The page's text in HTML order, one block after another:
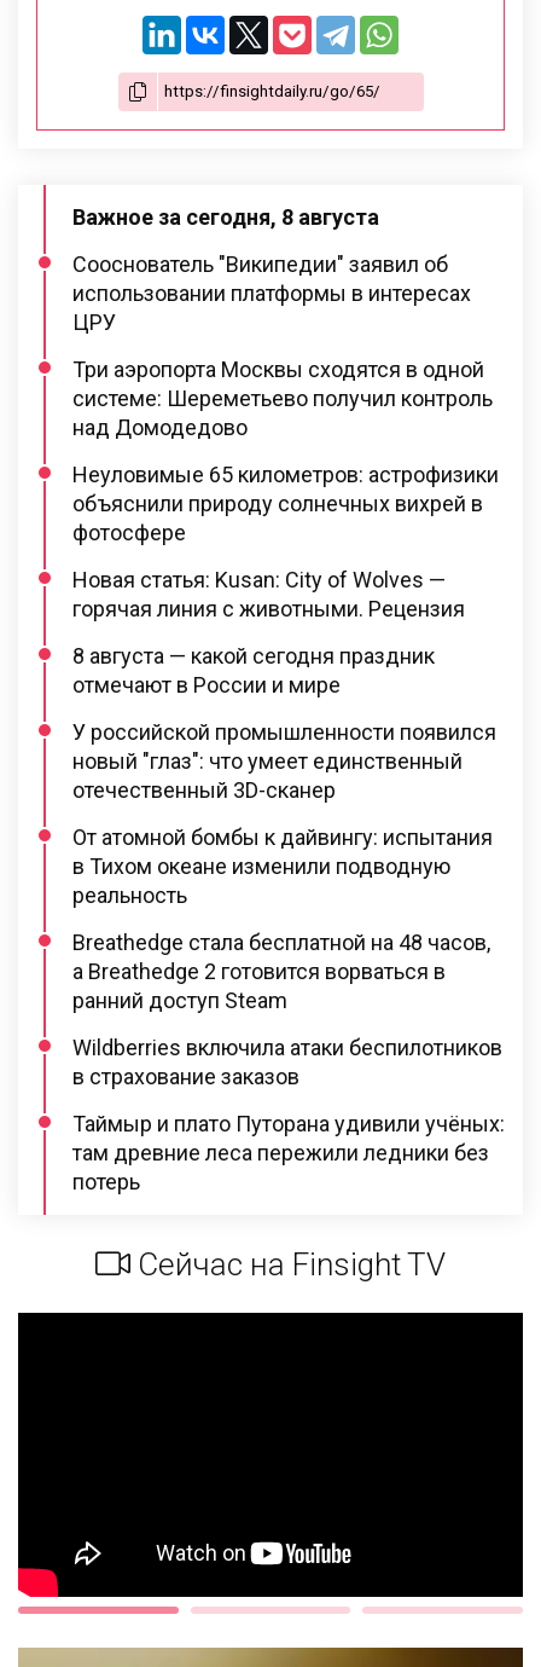
Важное за сегодня, 8 августа
Сооснователь "Википедии" заявил об
использовании платформы в интересах
ЦРУ
Три аэропорта Москвы сходятся в одной
системе: Шереметьево получил контроль
над Домодедово
Неуловимые 65 километров: астрофизики
объяснили природу солнечных вихрей в
фотосфере
Новая статья: Kusan: City of Wolves —
горячая линия с животными. Рецензия
8 августа — какой сегодня праздник
отмечают в России и мире
У российской промышленности появился
новый "глаз": что умеет единственный
отечественный 3D-сканер
От атомной бомбы к дайвингу: испытания
в Тихом океане изменили подводную
реальность
Breathedge стала бесплатной на 48 часов,
а Breathedge 2 готовится ворваться в
ранний доступ Steam
Wildberries включила атаки беспилотников
в страхование заказов
Таймыр и плато Путорана удивили учёных:
там древние леса пережили ледники без
потерь
Сейчас на Finsight TV